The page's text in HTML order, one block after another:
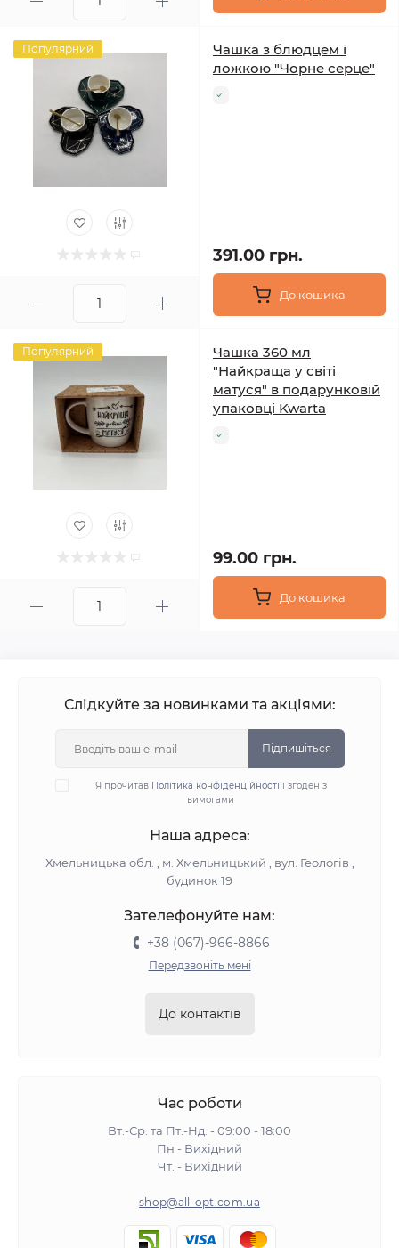
Популярний
Чашка з блюдцем і
ложкою "Чорне серце"
391.00 грн.
До кошика
Популярний
Чашка 360 мл
"Найкраща у світі
матуся" в подарунковій
упаковці Kwarta
99.00 грн.
До кошика
Слідкуйте за новинками та акціями:
Підпишіться
Я прочитав Політика конфіденційності і згоден з
вимогами
Наша адреса:
Хмельницька обл. , м. Хмельницький , вул. Геологів ,
будинок 19
Зателефонуйте нам:
+38 (067)-966-8866
Передзвоніть мені
До контактів
Час роботи
Вт.-Ср. та Пт.-Нд. - 09:00 - 18:00
Пн - Вихідний
Чт. - Вихідний
shop@all-opt.com.ua